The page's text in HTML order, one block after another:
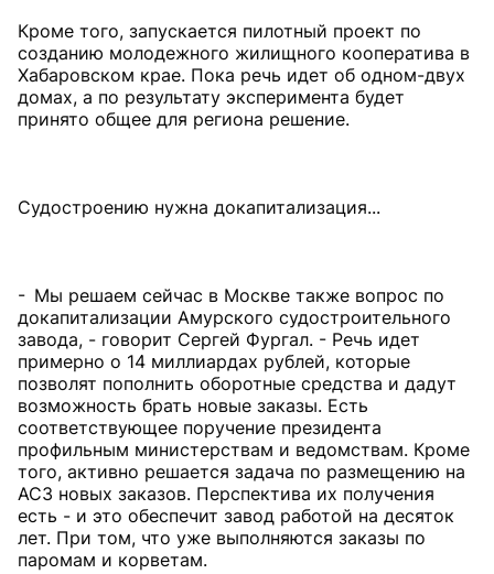
Кроме того, запускается пилотный проект по
созданию молодежного жилищного кооператива в
Хабаровском крае. Пока речь идет об одном-двух
домах, а по результату эксперимента будет
принято общее для региона решение.
Судостроению нужна докапитализация...
- Мы решаем сейчас в Москве также вопрос по
докапитализации Амурского судостроительного
завода, - говорит Сергей Фургал. - Речь идет
примерно о 14 миллиардах рублей, которые
позволят пополнить оборотные средства и дадут
возможность брать новые заказы. Есть
соответствующее поручение президента
профильным министерствам и ведомствам. Кроме
того, активно решается задача по размещению на
АСЗ новых заказов. Перспектива их получения
есть - и это обеспечит завод работой на десяток
лет. При том, что уже выполняются заказы по
паромам и корветам.